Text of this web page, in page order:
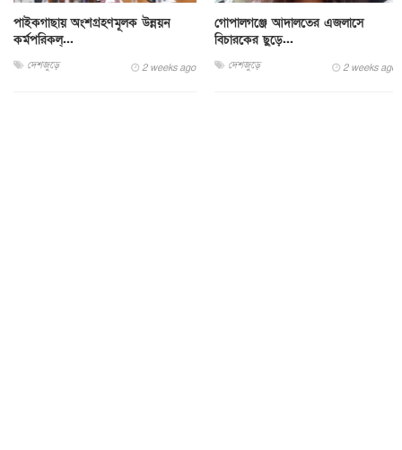
পাইকগাছায় অংশগ্রহণমূলক উন্নয়ন
কর্মপরিকল্...
দেশজুড়ে 2 weeks ago
গোপালগঞ্জে আদালতের এজলাসে
বিচারকের ছুড়ে...
দেশজুড়ে 2 weeks ago